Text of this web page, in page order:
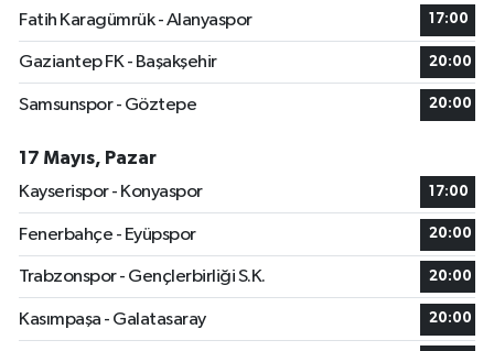
Fatih Karagümrük - Alanyaspor
17:00
Gaziantep FK - Başakşehir 20:00
Samsunspor - Göztepe 20:00
17 Mayıs, Pazar
Kayserispor - Konyaspor
17:00
Fenerbahçe - Eyüpspor 20:00
Trabzonspor - Gençlerbirliği S.K. 20:00
Kasımpaşa - Galatasaray 20:00